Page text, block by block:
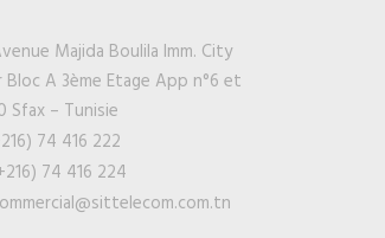
Majida Boulila Imm. City
Bloc A 3ème Etage App n°6 et
Sfax – Tunisie
74 416 222
74 416 224